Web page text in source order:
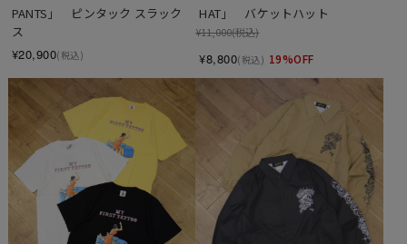
PANTS」　ピンタック スラック
ス
¥20,900(税込)
HAT」　バケットハット
¥11,000(税込)
¥8,800(税込) 19%OFF